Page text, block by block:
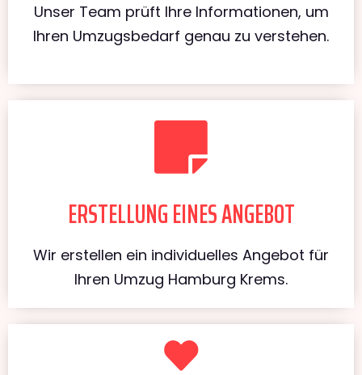
Unser Team prüft Ihre Informationen, um
Ihren Umzugsbedarf genau zu verstehen.
ERSTELLUNG EINES ANGEBOT
Wir erstellen ein individuelles Angebot für
Ihren Umzug Hamburg Krems.